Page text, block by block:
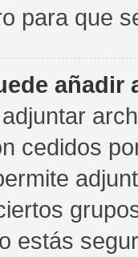
para que
cedidos
estás